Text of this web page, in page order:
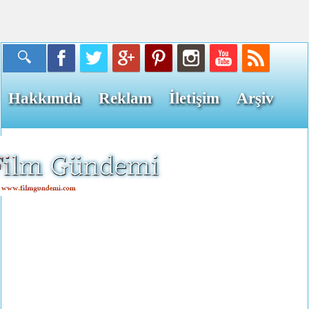
Hakkımda Reklam İletişim Arşiv